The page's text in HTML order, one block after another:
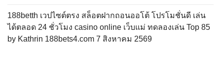
188betth เวปไซต์ตรง สล็อตฝากถอนออโต้ โปรโมชั่นดี เล่น
ได้ตลอด 24 ชั่วโมง casino online เว็บแม่ ทดลองเล่น Top 85
by Kathrin 188bets4.com 7 สิงหาคม 2569